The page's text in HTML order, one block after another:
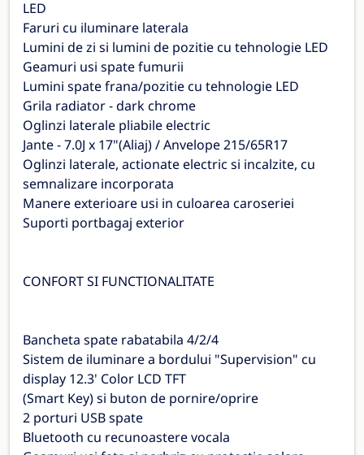
LED
Faruri cu iluminare laterala
Lumini de zi si lumini de pozitie cu tehnologie LED
Geamuri usi spate fumurii
Lumini spate frana/pozitie cu tehnologie LED
Grila radiator - dark chrome
Oglinzi laterale pliabile electric
Jante - 7.0J x 17"(Aliaj) / Anvelope 215/65R17
Oglinzi laterale, actionate electric si incalzite, cu
semnalizare incorporata
Manere exterioare usi in culoarea caroseriei
Suporti portbagaj exterior
CONFORT SI FUNCTIONALITATE
Bancheta spate rabatabila 4/2/4
Sistem de iluminare a bordului "Supervision" cu
display 12.3' Color LCD TFT
(Smart Key) si buton de pornire/oprire
2 porturi USB spate
Bluetooth cu recunoastere vocala